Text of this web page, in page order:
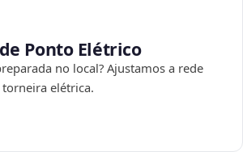
Ponto Elétrico
no local? Ajustamos a rede
elétrica.